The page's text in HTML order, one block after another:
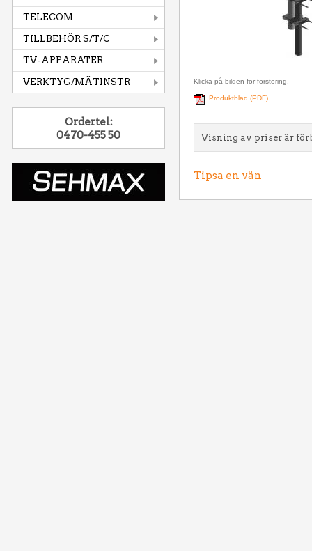
TELECOM
TILLBEHÖR S/T/C
TV-APPARATER
VERKTYG/MÄTINSTR
Ordertel:
0470-455 50
Klicka på bilden för förstoring.
Produktblad (PDF)
Visning av priser är
Tipsa en vän